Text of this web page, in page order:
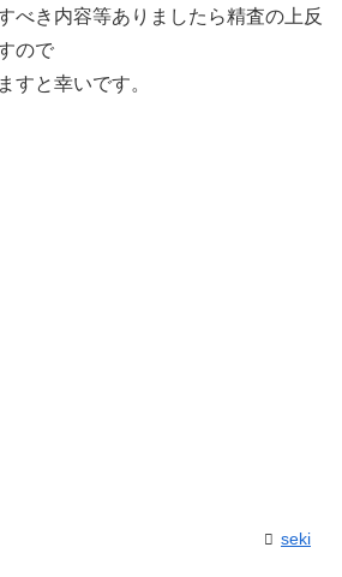
べき内容等ありましたら精査の上反
ので
と幸いです。
seki